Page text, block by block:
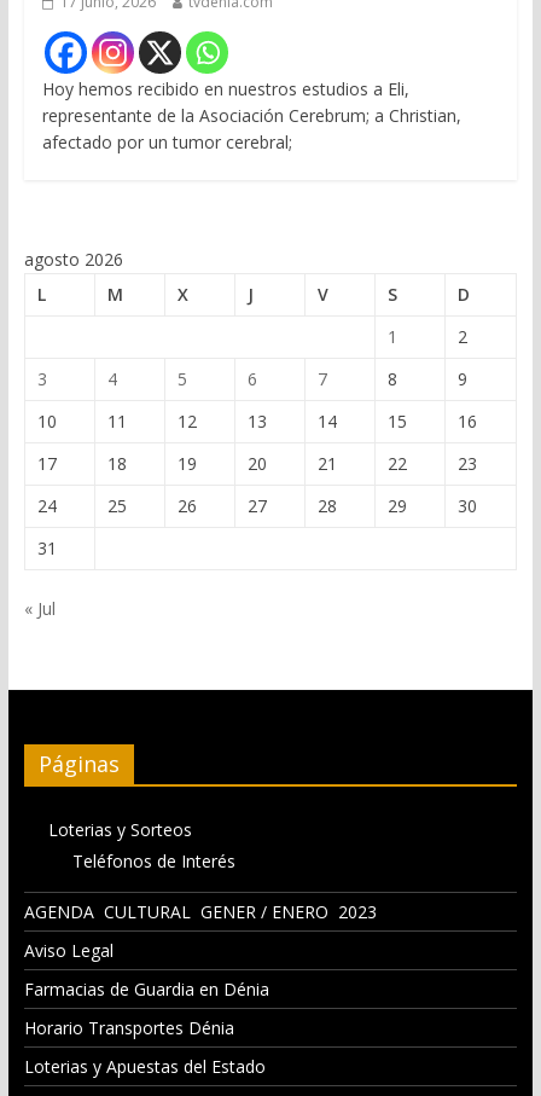
Hoy hemos recibido en nuestros estudios a Eli,
representante de la Asociación Cerebrum; a Christian,
afectado por un tumor cerebral;
agosto 2026
L
M X J V S
D
1
2
3
4 5 6 7 8
9
10
11 12 13 14 15
16
17
18 19 20 21 22
23
24
25 26 27 28 29
30
31
« Jul
Páginas
Loterias y Sorteos
Teléfonos de Interés
AGENDA CULTURAL GENER / ENERO 2023
Aviso Legal
Farmacias de Guardia en Dénia
Horario Transportes Dénia
Loterias y Apuestas del Estado